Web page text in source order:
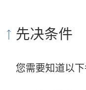
先决条件
您需要知道以下